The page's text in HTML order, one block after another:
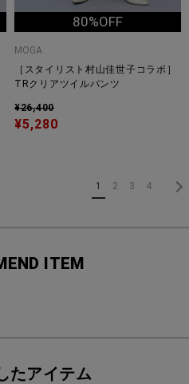
80%OFF
MOGA
［スタイリスト村山佳世子コラボ］
TRクリアツイルパンツ
¥26,400
¥5,280
1 2 3 4
ITEM
たアイテム